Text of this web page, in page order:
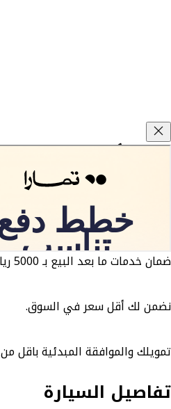
وعود كارزفد
ضمان الوكيل 3 سنوات او 5 سنوات مجاناً.
ضمان خدمات ما بعد البيع بـ 5000 ريال مجاناً لمدة سنة.
نضمن لك أقل سعر في السوق.
تمويلك والموافقة المبدئية باقل من 5 دقائق.
تفاصيل السيارة